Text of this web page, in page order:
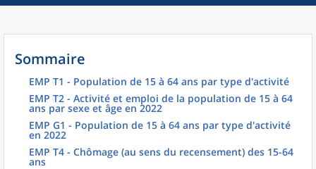
Sommaire
EMP T1 - Population de 15 à 64 ans par type d'activité
EMP T2 - Activité et emploi de la population de 15 à 64
ans par sexe et âge en 2022
EMP G1 - Population de 15 à 64 ans par type d'activité
en 2022
EMP T4 - Chômage (au sens du recensement) des 15-64
ans